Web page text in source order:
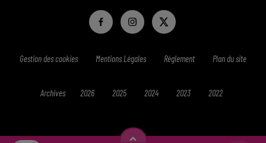
Gestion des cookies Mentions Légales Réglement Plan du site
Archives 2026 2025 2024 2023 2022